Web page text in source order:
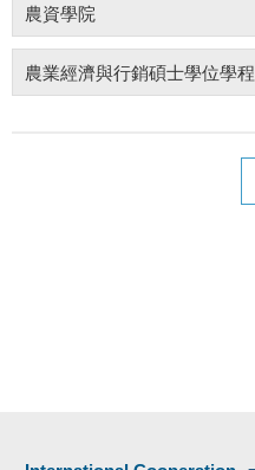
農資學院
農業經濟與行銷碩士學位學程